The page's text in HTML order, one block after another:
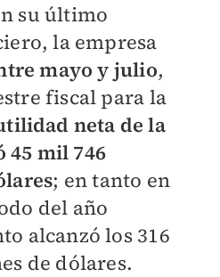
su último
la empresa
mayo y julio,
fiscal para la
neta de la
45 mil 746
; en tanto en
del año
alcanzó los 316
de dólares.